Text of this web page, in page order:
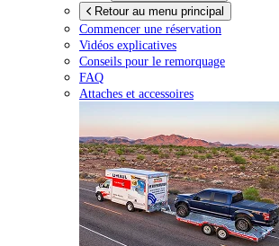
Retour au menu principal
Commencer une réservation
Vidéos explicatives
Conseils pour le remorquage
FAQ
Attaches et accessoires